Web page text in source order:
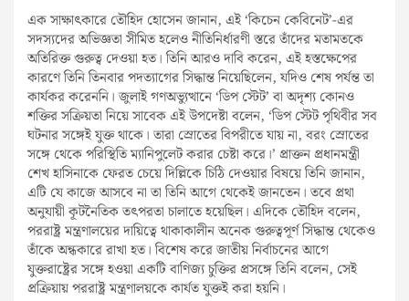
এক সাক্ষাৎকারে তৌহিদ হোসেন জানান, এই ‘কিচেন কেবিনেট’-এর
সদস্যদের অভিজ্ঞতা সীমিত হলেও নীতিনির্ধারণী স্তরে তাঁদের মতামতকে
অতিরিক্ত গুরুত্ব দেওয়া হত। তিনি আরও দাবি করেন, এই হস্তক্ষেপের
কারণে তিনি তিনবার পদত্যাগের সিদ্ধান্ত নিয়েছিলেন, যদিও শেষ পর্যন্ত তা
কার্যকর করেননি। জুলাই গণঅভ্যুত্থানে ‘ডিপ স্টেট’ বা অদৃশ্য কোনও
শক্তির সক্রিয়তা নিয়ে সাবেক এই উপদেষ্টা বলেন, ‘ডিপ স্টেট পৃথিবীর সব
ঘটনার সঙ্গেই যুক্ত থাকে। তারা স্রোতের বিপরীতে যায় না, বরং স্রোতের
সঙ্গে থেকে পরিস্থিতি ম্যানিপুলেট করার চেষ্টা করে।’ প্রাক্তন প্রধানমন্ত্রী
শেখ হাসিনাকে ফেরত চেয়ে দিল্লিকে চিঠি দেওয়ার বিষয়ে তিনি জানান,
এটি যে কাজে আসবে না তা তিনি আগে থেকেই জানতেন। তবে প্রথা
অনুযায়ী কূটনৈতিক তৎপরতা চালাতে হয়েছিল। এদিকে তৌহিদ বলেন,
পররাষ্ট্র মন্ত্রণালয়ের দায়িত্বে থাকাকালীন অনেক গুরুত্বপূর্ণ সিদ্ধান্ত থেকেও
তাঁকে অন্ধকারে রাখা হত। বিশেষ করে জাতীয় নির্বাচনের আগে
যুক্তরাষ্ট্রের সঙ্গে হওয়া একটি বাণিজ্য চুক্তির প্রসঙ্গে তিনি বলেন, সেই
প্রক্রিয়ায় পররাষ্ট্র মন্ত্রণালয়কে কার্যত যুক্তই করা হয়নি।